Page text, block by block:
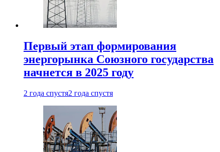
Первый этап формирования
энергорынка Союзного государства
начнется в 2025 году
2 года спустя2 года спустя